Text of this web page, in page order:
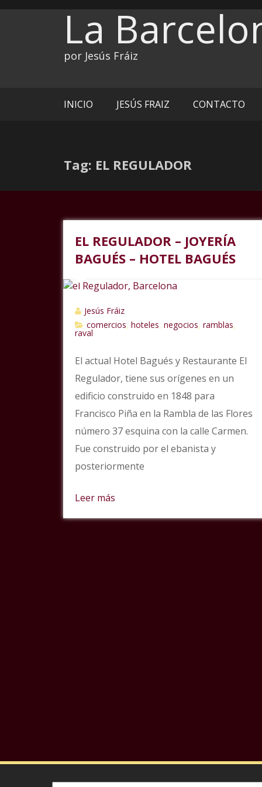
La
por Jesús Fráiz
INICIO JESÚS FRAIZ CONTACTO
Tag: EL REGULADOR
EL REGULADOR – JOYERÍA
BAGUÉS – HOTEL BAGUÉS
Jesús Fráiz
comercios hoteles negocios ramblas
raval
El actual Hotel Bagués y Restaurante El
Regulador, tiene sus orígenes en un
edificio construido en 1848 para
Francisco Piña en la Rambla de las Flores
número 37 esquina con la calle Carmen.
Fue construido por el ebanista y
posteriormente
Leer más